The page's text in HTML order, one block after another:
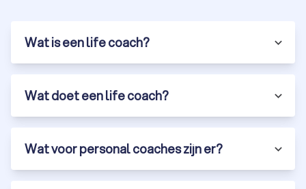
Wat is een life coach?
Wat doet een life coach?
Wat voor personal coaches zijn er?